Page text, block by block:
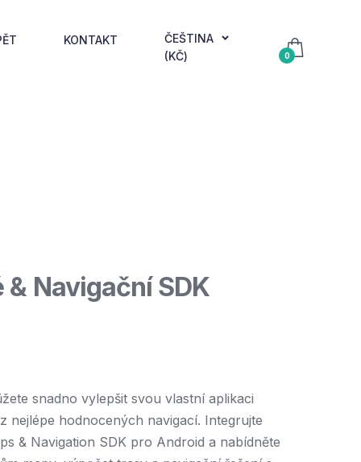
KONTAKT
ČEŠTINA
(KČ)
0
& Navigační SDK
snadno vylepšit svou vlastní aplikaci
nejlépe hodnocených navigací. Integrujte
& Navigation SDK pro Android a nabídněte